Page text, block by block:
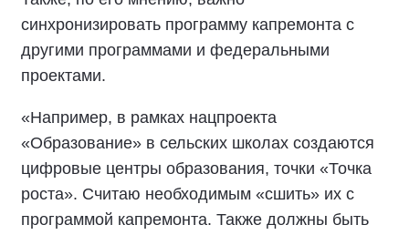
синхронизировать программу капремонта с
другими программами и федеральными
проектами.
«Например, в рамках нацпроекта
«Образование» в сельских школах создаются
цифровые центры образования, точки «Точка
роста». Считаю необходимым «сшить» их с
программой капремонта. Также должны быть